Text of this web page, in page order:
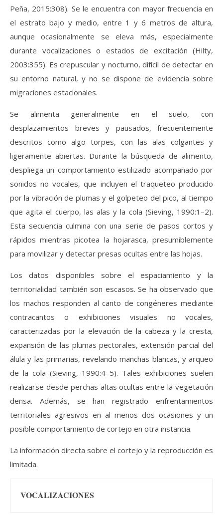
Peña, 2015:308). Se le encuentra con mayor frecuencia en
el estrato bajo y medio, entre 1 y 6 metros de altura,
aunque ocasionalmente se eleva más, especialmente
durante vocalizaciones o estados de excitación (Hilty,
2003:355). Es crepuscular y nocturno, difícil de detectar en
su entorno natural, y no se dispone de evidencia sobre
migraciones estacionales.
Se alimenta generalmente en el suelo, con
desplazamientos breves y pausados, frecuentemente
descritos como algo torpes, con las alas colgantes y
ligeramente abiertas. Durante la búsqueda de alimento,
despliega un comportamiento estilizado acompañado por
sonidos no vocales, que incluyen el traqueteo producido
por la vibración de plumas y el golpeteo del pico, al tiempo
que agita el cuerpo, las alas y la cola (Sieving, 1990:1–2).
Esta secuencia culmina con una serie de pasos cortos y
rápidos mientras picotea la hojarasca, presumiblemente
para movilizar y detectar presas ocultas entre las hojas.
Los datos disponibles sobre el espaciamiento y la
territorialidad también son escasos. Se ha observado que
los machos responden al canto de congéneres mediante
contracantos o exhibiciones visuales no vocales,
caracterizadas por la elevación de la cabeza y la cresta,
expansión de las plumas pectorales, extensión parcial del
álula y las primarias, revelando manchas blancas, y arqueo
de la cola (Sieving, 1990:4–5). Tales exhibiciones suelen
realizarse desde perchas altas ocultas entre la vegetación
densa. Además, se han registrado enfrentamientos
territoriales agresivos en al menos dos ocasiones y un
posible comportamiento de cortejo en otra instancia.
La información directa sobre el cortejo y la reproducción es
limitada.
VOCALIZACIONES